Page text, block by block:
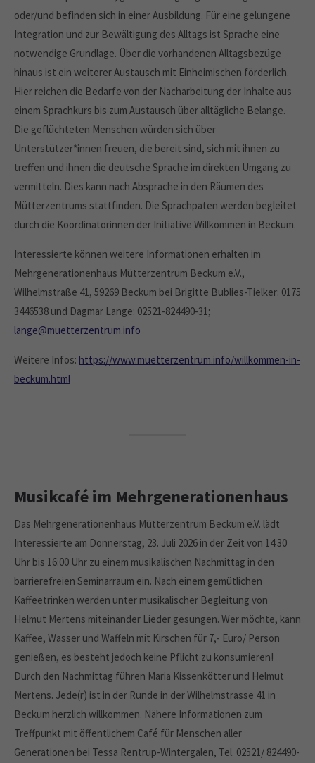
info@yourdomain.com
About us
Lorem ipsum dolor sit amet, consectetuer
adipiscing elit.
Aenean commodo ligula eget dolor. Aenean massa. Cum
sociis natoque penatibus et magnis dis parturient montes,
nascetur ridiculus mus. Donec quam felis, ultricies nec.
oder/und befinden sich in einer Ausbildung. Für eine gelungene
Integration und zur Bewältigung des Alltags ist Sprache eine
notwendige Grundlage. Über die vorhandenen Alltagsbezüge
hinaus ist ein weiterer Austausch mit Einheimischen förderlich.
Hier reichen die Bedarfe von der Nacharbeitung der Inhalte aus
einem Sprachkurs bis zum Austausch über alltägliche Belange.
Die geflüchteten Menschen würden sich über
Unterstützer*innen freuen, die bereit sind, sich mit ihnen zu
treffen und ihnen die deutsche Sprache im direkten Umgang zu
vermitteln. Dies kann nach Absprache in den Räumen des
Mütterzentrums stattfinden. Die Sprachpaten werden begleitet
durch die Koordinatorinnen der Initiative Willkommen in Beckum.
Interessierte können weitere Informationen erhalten im
Mehrgenerationenhaus Mütterzentrum Beckum e.V.,
Wilhelmstraße 41, 59269 Beckum bei Brigitte Bublies-Tielker: 0175
3446538 und Dagmar Lange: 02521-824490-31;
lange@muetterzentrum.info
Weitere Infos: https://www.muetterzentrum.info/willkommen-in-
beckum.html
Musikcafé im Mehrgenerationenhaus
Das Mehrgenerationenhaus Mütterzentrum Beckum e.V. lädt
Interessierte am Donnerstag, 23. Juli 2026 in der Zeit von 14:30
Uhr bis 16:00 Uhr zu einem musikalischen Nachmittag in den
barrierefreien Seminarraum ein. Nach einem gemütlichen
Kaffeetrinken werden unter musikalischer Begleitung von
Helmut Mertens miteinander Lieder gesungen. Wer möchte, kann
Kaffee, Wasser und Waffeln mit Kirschen für 7,- Euro/ Person
genießen, es besteht jedoch keine Pflicht zu konsumieren!
Durch den Nachmittag führen Maria Kissenkötter und Helmut
Mertens. Jede(r) ist in der Runde in der Wilhelmstrasse 41 in
Beckum herzlich willkommen. Nähere Informationen zum
Treffpunkt mit öffentlichem Café für Menschen aller
Generationen bei Tessa Rentrup-Wintergalen, Tel. 02521/ 824490-